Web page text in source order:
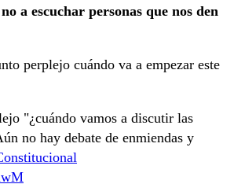
a escuchar personas que nos den
perplejo cuándo va a empezar este
"¿cuándo vamos a discutir las
no hay debate de enmiendas y